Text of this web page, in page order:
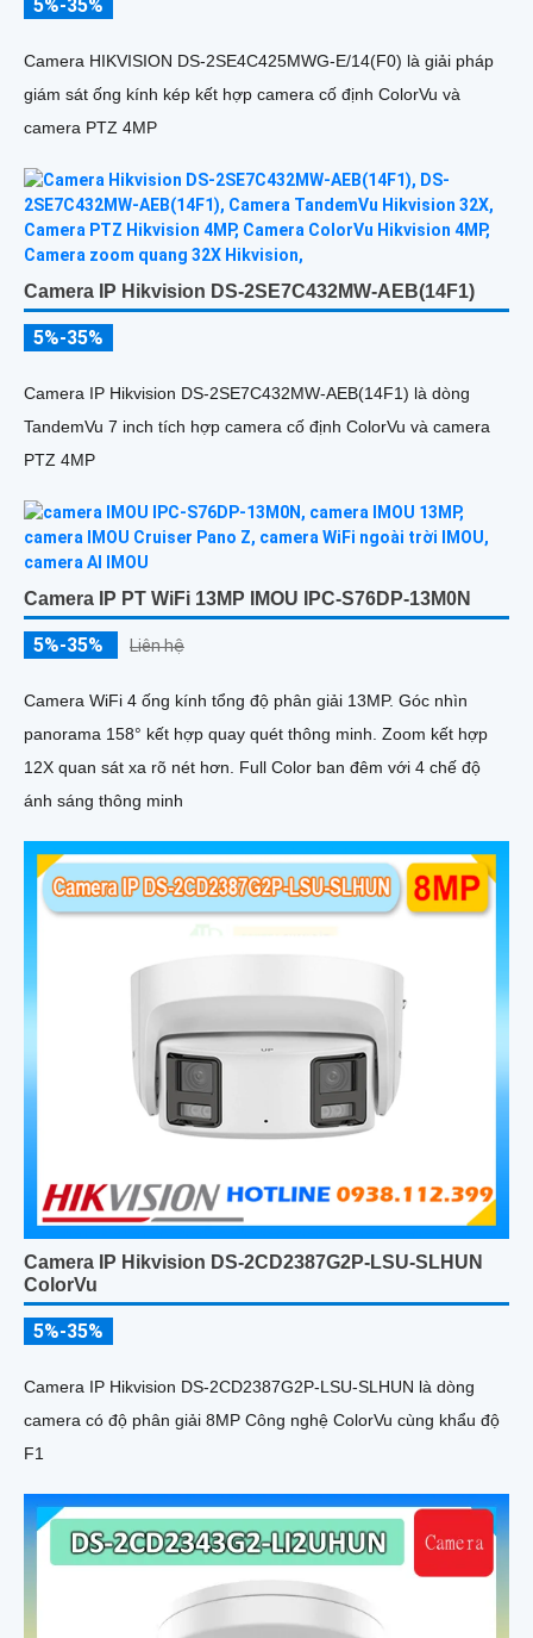
5%-35%
Camera HIKVISION DS-2SE4C425MWG-E/14(F0) là giải pháp
giám sát ống kính kép kết hợp camera cố định ColorVu và
camera PTZ 4MP
Camera IP Hikvision DS-2SE7C432MW-AEB(14F1)
5%-35%
Camera IP Hikvision DS-2SE7C432MW-AEB(14F1) là dòng
TandemVu 7 inch tích hợp camera cố định ColorVu và camera
PTZ 4MP
Camera IP PT WiFi 13MP IMOU IPC-S76DP-13M0N
5%-35% Liên hệ
Camera WiFi 4 ống kính tổng độ phân giải 13MP. Góc nhìn
panorama 158° kết hợp quay quét thông minh. Zoom kết hợp
12X quan sát xa rõ nét hơn. Full Color ban đêm với 4 chế độ
ánh sáng thông minh
Camera IP Hikvision DS-2CD2387G2P-LSU-SLHUN
ColorVu
5%-35%
Camera IP Hikvision DS-2CD2387G2P-LSU-SLHUN là dòng
camera có độ phân giải 8MP Công nghệ ColorVu cùng khẩu độ
F1